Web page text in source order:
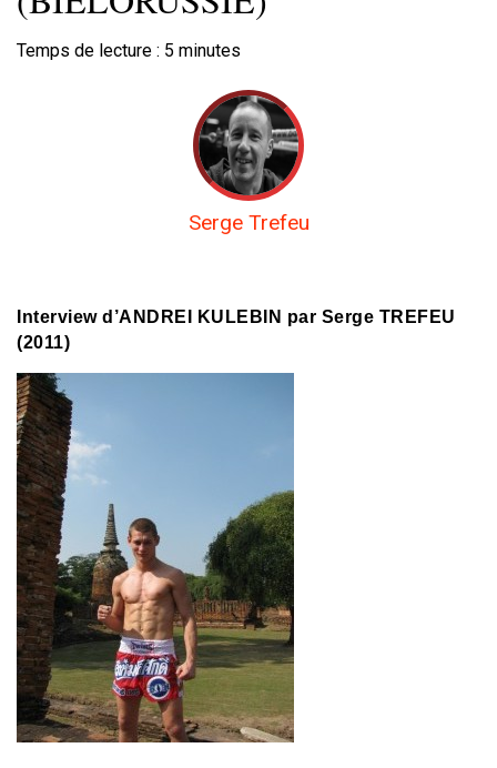
Temps de lecture : 5 minutes
Serge Trefeu
Interview d’ANDREI KULEBIN par Serge TREFEU
(2011)